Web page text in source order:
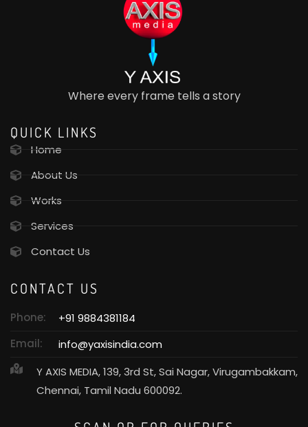
Where every frame tells a story
QUICK LINKS
Home
About Us
Works
Services
Contact Us
CONTACT US
Phone:
+91 9884381184
Email:
info@yaxisindia.com
Y AXIS MEDIA, 139, 3rd St, Sai Nagar, Virugambakkam,
Chennai, Tamil Nadu 600092.